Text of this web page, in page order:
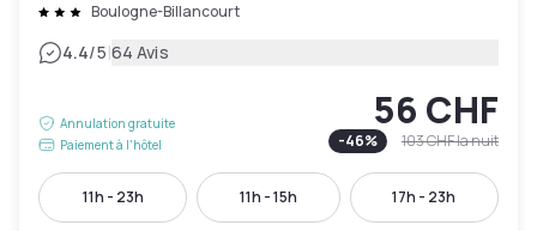
Boulogne-Billancourt
4.4/5|64 Avis
Annulation gratuite
Paiement à l'hôtel
56 CHF
-46% 103 CHFla nuit
11h - 23h 11h - 15h 17h - 23h